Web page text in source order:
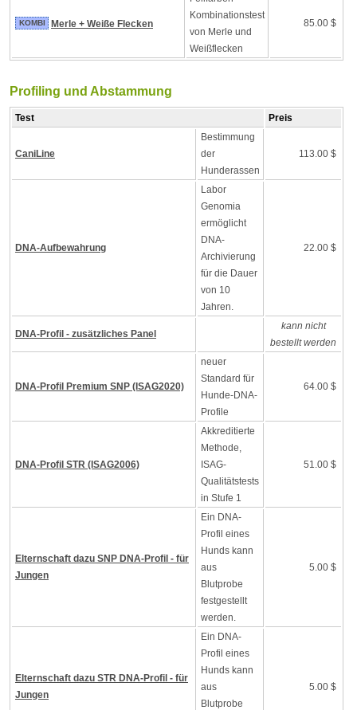
KOMBI Merle + Weiße Flecken
Kombinationstest
von Merle und
Weißflecken
85.00 $
Profiling und Abstammung
Test Preis
CaniLine
Bestimmung
der
Hunderassen
113.00 $
DNA-Aufbewahrung
Labor
Genomia
ermöglicht
DNA-
Archivierung
für die Dauer
von 10
Jahren.
22.00 $
DNA-Profil - zusätzliches Panel
kann nicht
bestellt werden
DNA-Profil Premium SNP (ISAG2020)
neuer
Standard für
Hunde-DNA-
Profile
64.00 $
DNA-Profil STR (ISAG2006)
Akkreditierte
Methode,
ISAG-
Qualitätstests
in Stufe 1
51.00 $
Elternschaft dazu SNP DNA-Profil - für
Jungen
Ein DNA-
Profil eines
Hunds kann
aus
Blutprobe
festgestellt
werden.
5.00 $
Elternschaft dazu STR DNA-Profil - für
Jungen
Ein DNA-
Profil eines
Hunds kann
aus
Blutprobe
5.00 $